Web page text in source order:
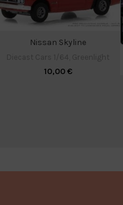
Nissan Skyline
10,00€